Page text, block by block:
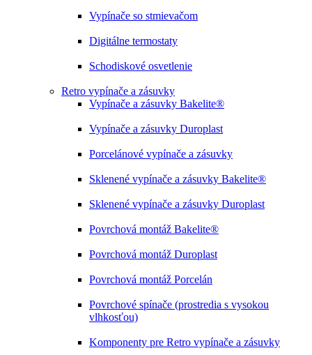
Vypínače so stmievačom
Digitálne termostaty
Schodiskové osvetlenie
Retro vypínače a zásuvky
Vypínače a zásuvky Bakelite®
Vypínače a zásuvky Duroplast
Porcelánové vypínače a zásuvky
Sklenené vypínače a zásuvky Bakelite®
Sklenené vypínače a zásuvky Duroplast
Povrchová montáž Bakelite®
Povrchová montáž Duroplast
Povrchová montáž Porcelán
Povrchové spínače (prostredia s vysokou
vlhkosťou)
Komponenty pre Retro vypínače a zásuvky